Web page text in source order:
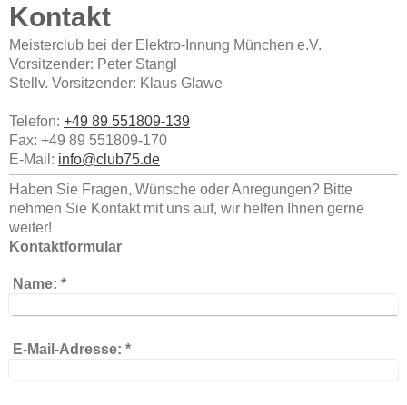
Kontakt
Meisterclub bei der Elektro-Innung München e.V.
Vorsitzender: Peter Stangl
Stellv. Vorsitzender: Klaus Glawe
Telefon: +49 89 551809-139
Fax: +49 89 551809-170
E-Mail: info@club75.de
Haben Sie Fragen, Wünsche oder Anregungen? Bitte
nehmen Sie Kontakt mit uns auf, wir helfen Ihnen gerne
weiter!
Kontaktformular
Name: *
E-Mail-Adresse: *